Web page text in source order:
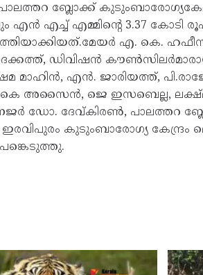
ബ്ലോക്ക്
എച്ച് എമ്മിന്റെ 3.37 കോടി
എ. കെ.
സദക്കത്ത്, ഡിവിഷൻ
എൻ. ജാരിയത്ത്,
അസൈൻ, ജെ ഇസബെല്ല, ലക്ഷ്മി
ഡോ. ദേവ്കിരൺ, പാലത്തറ
കുടുംബാരോഗ്യ കേന്ദ്രം